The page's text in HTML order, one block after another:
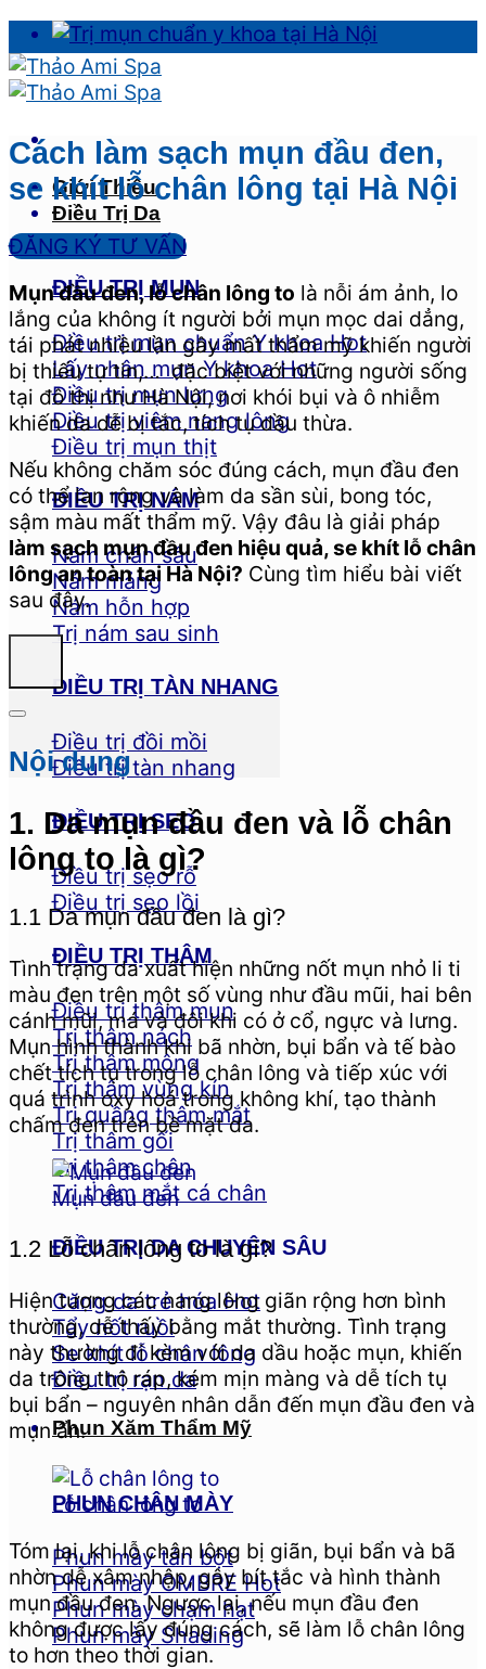
Skip
to
content
Giới Thiệu
Điều Trị Da
ĐIỀU TRỊ MỤN
Điều trị mụn chuẩn Y khoa
Lấy nhân mụn Y khoa
Điều trị mụn lưng
Điều trị viêm nang lông
Điều trị mụn thịt
ĐIỀU TRỊ NÁM
Nám chân sâu
Nám mảng
Nám hỗn hợp
Trị nám sau sinh
ĐIỀU TRỊ TÀN NHANG
Điều trị đồi mồi
Điều trị tàn nhang
ĐIỀU TRỊ SẸO
Điều trị sẹo rỗ
Điều trị sẹo lồi
ĐIỀU TRỊ THÂM
Điều trị thâm mụn
Trị thâm nách
Trị thâm mông
Trị thâm vùng kín
Trị quầng thâm mắt
Trị thâm gối
Trị thâm chân
Trị thâm mắt cá chân
ĐIỀU TRỊ DA CHUYÊN SÂU
Căng da trẻ hóa
Tẩy nốt ruồi
Se khít lỗ chân lông
Điều trị rạn da
Phun Xăm Thẩm Mỹ
PHUN CHÂN MÀY
Phun mày tán bột
Phun mày OMBRE
Phun mày chạm hạt
Phun mày Shading
Cách làm sạch mụn đầu đen,
se khít lỗ chân lông tại Hà Nội
ĐĂNG KÝ TƯ VẤN
Mụn đầu đen, lỗ chân lông to là nỗi ám ảnh, lo
lắng của không ít người bởi mụn mọc dai dẳng,
tái phát nhiều lần gây mất thẩm mỹ khiến người
bị thiếu tự tin,… đặc biệt với những người sống
tại đô thị như Hà Nội, nơi khói bụi và ô nhiễm
khiến da dễ bị tắc, tích tụ dầu thừa.
Nếu không chăm sóc đúng cách, mụn đầu đen
có thể lan rộng và làm da sần sùi, bong tóc,
sậm màu mất thẩm mỹ. Vậy đâu là giải pháp
làm sạch mụn đầu đen hiệu quả, se khít lỗ chân
lông an toàn tại Hà Nội? Cùng tìm hiểu bài viết
sau đây.
Nội dung
1. Da mụn đầu đen và lỗ chân
lông to là gì?
1.1 Da mụn đầu đen là gì?
Tình trạng da xuất hiện những nốt mụn nhỏ li ti
màu đen trên một số vùng như đầu mũi, hai bên
cánh mũi, má và đôi khi có ở cổ, ngực và lưng.
Mụn hình thành khi bã nhờn, bụi bẩn và tế bào
chết tích tụ trong lỗ chân lông và tiếp xúc với
quá trình oxy hoá trong không khí, tạo thành
chấm đen trên bề mặt da.
Mụn đầu đen
1.2 Lỗ chân lông to là gì?
Hiện tượng các nang lông giãn rộng hơn bình
thường, dễ thấy bằng mắt thường. Tình trạng
này thường đi kèm với da dầu hoặc mụn, khiến
da trông thô ráp, kém mịn màng và dễ tích tụ
bụi bẩn – nguyên nhân dẫn đến mụn đầu đen và
mụn ẩn.
Lỗ chân lông to
Tóm lại, khi lỗ chân lông bị giãn, bụi bẩn và bã
nhờn dễ xâm nhập, gây bít tắc và hình thành
mụn đầu đen. Ngược lại, nếu mụn đầu đen
không được lấy đúng cách, sẽ làm lỗ chân lông
to hơn theo thời gian.